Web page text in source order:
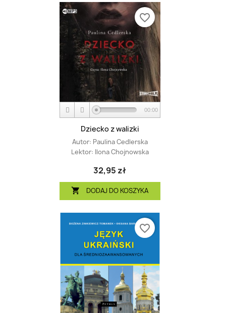
00:00
Dziecko z walizki
Autor: Paulina Cedlerska
Lektor: Ilona Chojnowska
32,95 zł
 DODAJ DO KOSZYKA
favorite_border
favorite_border